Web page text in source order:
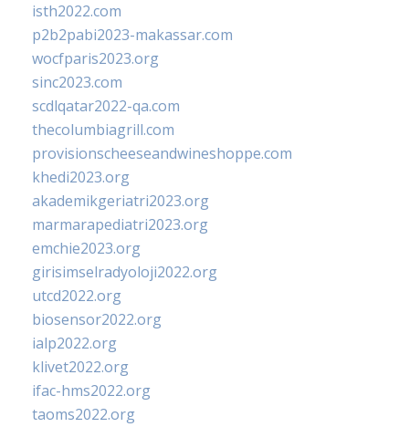
isth2022.com
p2b2pabi2023-makassar.com
wocfparis2023.org
sinc2023.com
scdlqatar2022-qa.com
thecolumbiagrill.com
provisionscheeseandwineshoppe.com
khedi2023.org
akademikgeriatri2023.org
marmarapediatri2023.org
emchie2023.org
girisimselradyoloji2022.org
utcd2022.org
biosensor2022.org
ialp2022.org
klivet2022.org
ifac-hms2022.org
taoms2022.org